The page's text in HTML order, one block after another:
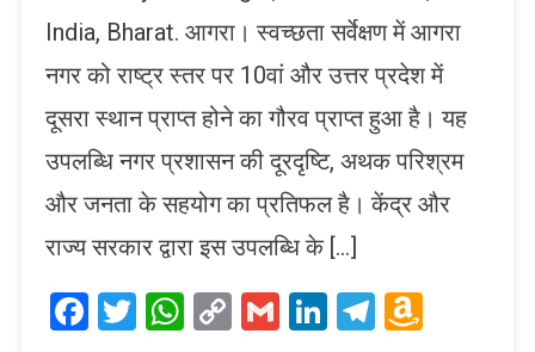
India, Bharat. आगरा। स्वच्छता सर्वेक्षण में आगरा
नगर को राष्ट्र स्तर पर 10वां और उत्तर प्रदेश में
दूसरा स्थान प्राप्त होने का गौरव प्राप्त हुआ है। यह
उपलब्धि नगर प्रशासन की दूरदृष्टि, अथक परिश्रम
और जनता के सहयोग का प्रतिफल है। केंद्र और
राज्य सरकार द्वारा इस उपलब्धि के […]
Facebook
Twitter
WhatsApp
CopyGmailLinkedIn
Telegram